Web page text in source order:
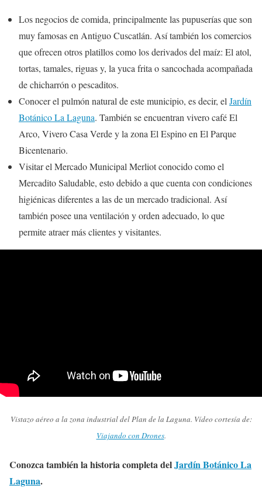
Los negocios de comida, principalmente las pupuserías que son
muy famosas en Antiguo Cuscatlán. Así también los comercios
que ofrecen otros platillos como los derivados del maíz: El atol,
tortas, tamales, riguas y, la yuca frita o sancochada acompañada
de chicharrón o pescaditos.
Conocer el pulmón natural de este municipio, es decir, elJardín
Botánico La Laguna. También se encuentran vivero café El
Arco, Vivero Casa Verde y la zona El Espino en El Parque
Bicentenario.
Visitar el Mercado Municipal Merliot conocido como el
Mercadito Saludable, esto debido a que cuenta con condiciones
higiénicas diferentes a las de un mercado tradicional. Así
también posee una ventilación y orden adecuado, lo que
permite atraer más clientes y visitantes.
Vistazo aéreo a la zona industrial del Plan de la Laguna. Vídeo cortesía de:
Viajando con Drones.
Conozca también la historia completa delJardín Botánico La
Laguna.